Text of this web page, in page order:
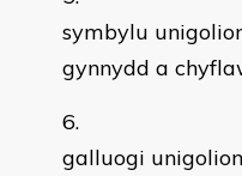
symbylu
gynnydd a
galluogi